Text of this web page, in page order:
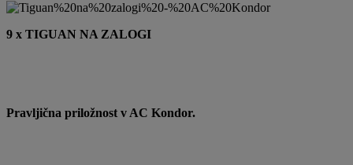
9 x TIGUAN NA ZALOGI
Pravljična priložnost v AC Kondor.